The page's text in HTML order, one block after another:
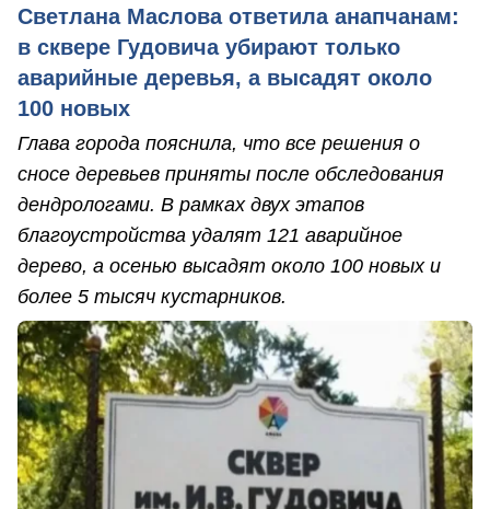
Светлана Маслова ответила анапчанам:
в сквере Гудовича убирают только
аварийные деревья, а высадят около
100 новых
Глава города пояснила, что все решения о
сносе деревьев приняты после обследования
дендрологами. В рамках двух этапов
благоустройства удалят 121 аварийное
дерево, а осенью высадят около 100 новых и
более 5 тысяч кустарников.